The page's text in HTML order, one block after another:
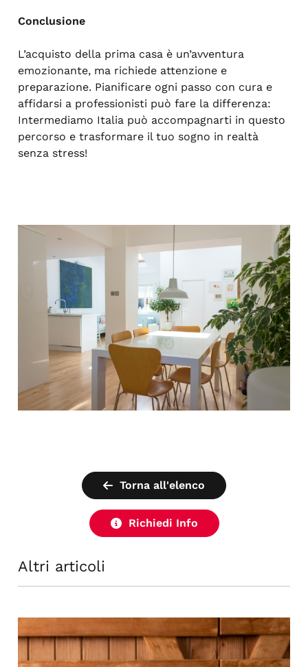
Conclusione
L’acquisto della prima casa è un’avventura
emozionante, ma richiede attenzione e
preparazione. Pianificare ogni passo con cura e
affidarsi a professionisti può fare la differenza:
Intermediamo Italia può accompagnarti in questo
percorso e trasformare il tuo sogno in realtà
senza stress!
Torna all'elenco
Richiedi Info
Altri articoli